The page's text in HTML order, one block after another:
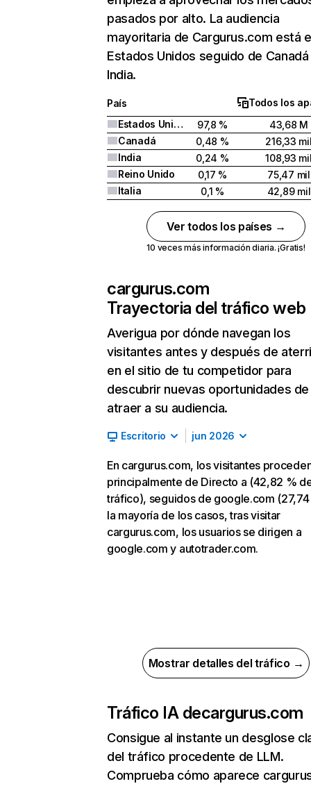
pasados por alto. La audiencia
mayoritaria de Cargurus.com está
Estados Unidos seguido de
India.
País
Todos los
Estados Unidos
97,8 %
43,68 M
Canadá
0,48 %
216,33
India
0,24 %
108,93
Reino Unido
0,17 %
75,47 mil
Italia
0,1 % 42,89 mil
Ver todos los países →
10 veces más información diaria. ¡Gratis!
cargurus.com
Trayectoria del tráfico web
Averigua por dónde navegan los
visitantes antes y después de
en el sitio de tu competidor para
descubrir nuevas oportunidades de
atraer a su audiencia.
Escritorio jun 2026
En cargurus.com, los visitantes
principalmente de Directo a (42,82 %
tráfico), seguidos de google.com (27,74
la mayoría de los casos, tras visitar
cargurus.com, los usuarios se dirigen a
google.com y autotrader.com.
Mostrar detalles del tráfico →
Tráfico IA decargurus.com
Consigue al instante un desglose
del tráfico procedente de LLM.
Comprueba cómo aparece